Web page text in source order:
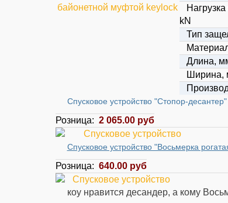
Нагрузка
kN
Тип
Длина,
Ширина,
Спусковое устройство "Стопор-десантер"
Розница: 2 065.00 руб
Спусковое устройство "Восьмерка
Розница: 640.00 руб
коу нравится десандер, а кому